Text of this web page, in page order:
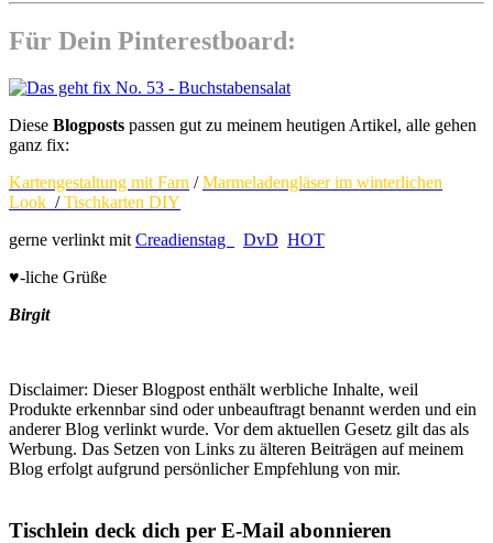
Für Dein Pinterestboard:
Diese Blogposts passen gut zu meinem heutigen Artikel, alle gehen
ganz fix:
Kartengestaltung mit Farn /Marmeladengläser im winterlichen
Look /Tischkarten DIY
gerne verlinkt mit Creadienstag DvD HOT
♥-liche Grüße
Birgit
Disclaimer: Dieser Blogpost enthält werbliche Inhalte, weil
Produkte erkennbar sind oder unbeauftragt benannt werden und ein
anderer Blog verlinkt wurde. Vor dem aktuellen Gesetz gilt das als
Werbung. Das Setzen von Links zu älteren Beiträgen auf meinem
Blog erfolgt aufgrund persönlicher Empfehlung von mir.
Tischlein deck dich per E-Mail abonnieren